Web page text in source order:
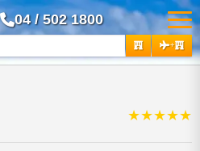
04 / 502 1800
+
★★★★★